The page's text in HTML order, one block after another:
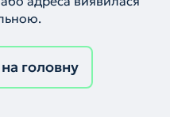
головну